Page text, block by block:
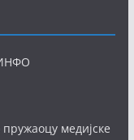
медијске